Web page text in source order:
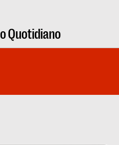
Quotidiano